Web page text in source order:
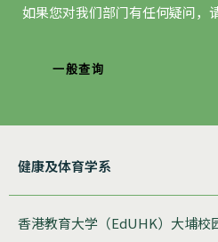
如果您对我们部门有任何疑问，
一般查询
健康及体育学系
香港教育大学（EdUHK）大埔校